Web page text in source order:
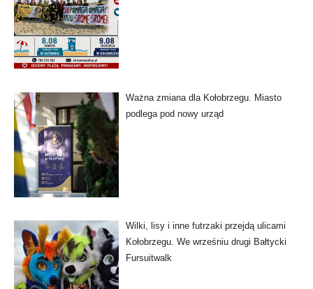
Ważna zmiana dla Kołobrzegu. Miasto
podlega pod nowy urząd
Wilki, lisy i inne futrzaki przejdą ulicami
Kołobrzegu. We wrześniu drugi Bałtycki
Fursuitwalk